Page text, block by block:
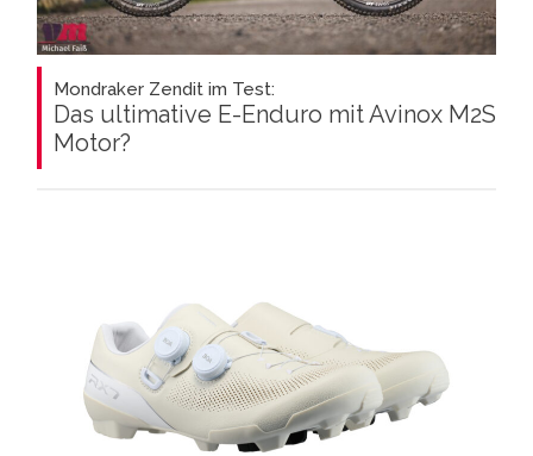
Mondraker Zendit im Test:
Das ultimative E-Enduro mit Avinox M2S
Motor?